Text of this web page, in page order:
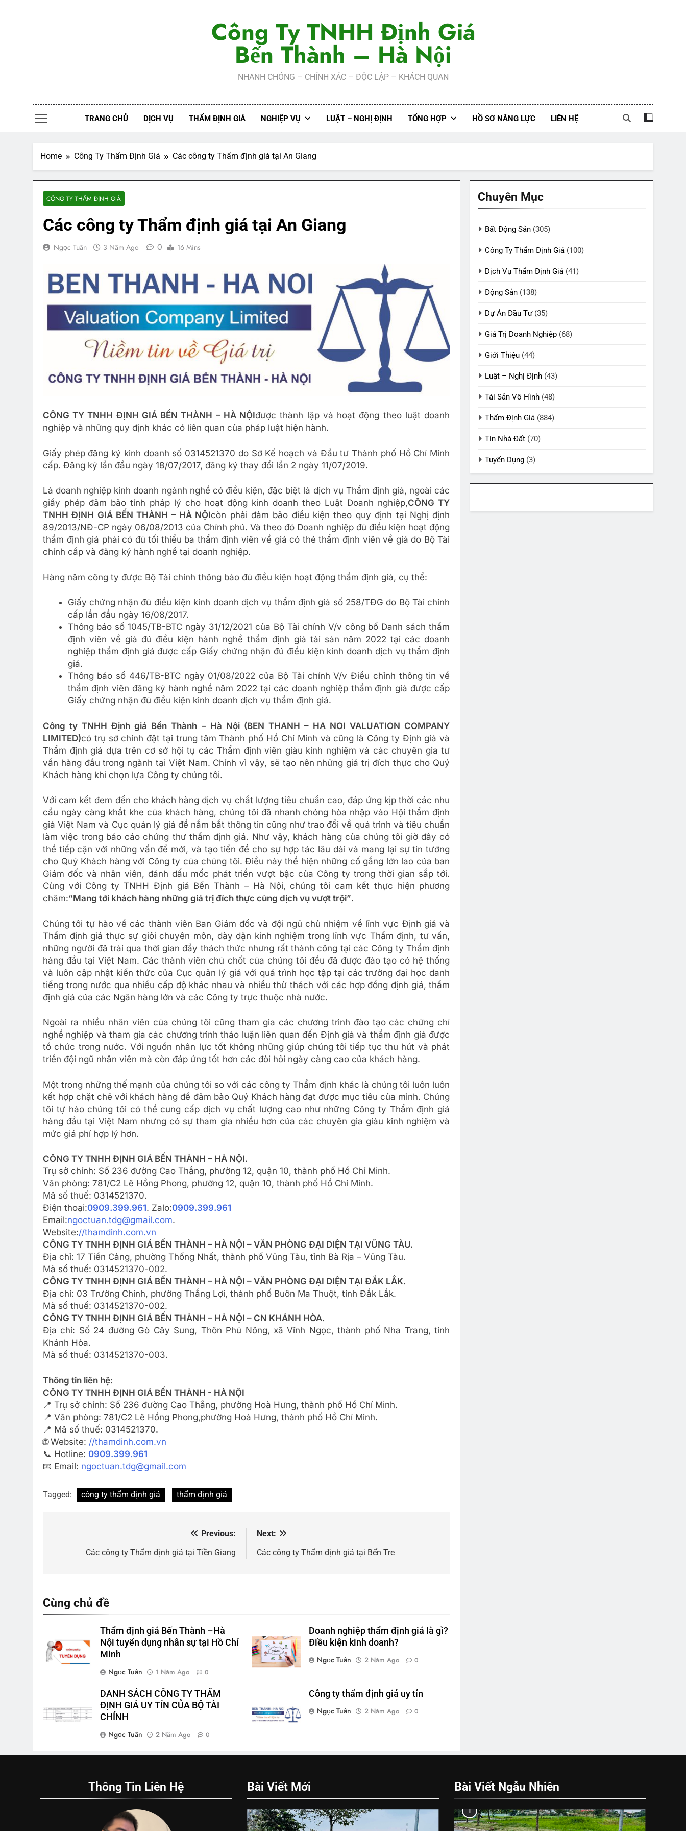
Công Ty TNHH Định Giá
Bến Thành – Hà Nội
NHANH CHÓNG – CHÍNH XÁC – ĐỘC LẬP – KHÁCH QUAN
TRANG CHỦ DỊCH VỤ THẨM ĐỊNH GIÁ NGHIỆP VỤ LUẬT – NGHỊ ĐỊNH TỔNG HỢP HỒ SƠ NĂNG LỰC LIÊN HỆ
Home Công Ty Thẩm Định Giá Các công ty Thẩm định giá tại An Giang
CÔNG TY THẨM ĐỊNH GIÁ
Các công ty Thẩm định giá tại An Giang
Ngọc Tuân 3 Năm Ago 0 16 Mins
CÔNG TY TNHH ĐỊNH GIÁ BẾN THÀNH – HÀ NỘIđược thành lập và hoạt động theo luật doanh
nghiệp và những quy định khác có liên quan của pháp luật hiện hành.
Giấy phép đăng ký kinh doanh số 0314521370 do Sở Kế hoạch và Đầu tư Thành phố Hồ Chí Minh
cấp. Đăng ký lần đầu ngày 18/07/2017, đăng ký thay đổi lần 2 ngày 11/07/2019.
Là doanh nghiệp kinh doanh ngành nghề có điều kiện, đặc biệt là dịch vụ Thẩm định giá, ngoài các
giấy phép đảm bảo tính pháp lý cho hoạt động kinh doanh theo Luật Doanh nghiệp,CÔNG TY
TNHH ĐỊNH GIÁ BẾN THÀNH – HÀ NỘIcòn phải đảm bảo điều kiện theo quy định tại Nghị định
89/2013/NĐ-CP ngày 06/08/2013 của Chính phủ. Và theo đó Doanh nghiệp đủ điều kiện hoạt động
thẩm định giá phải có đủ tối thiểu ba thẩm định viên về giá có thẻ thẩm định viên về giá do Bộ Tài
chính cấp và đăng ký hành nghề tại doanh nghiệp.
Hàng năm công ty được Bộ Tài chính thông báo đủ điều kiện hoạt động thẩm định giá, cụ thể:
Giấy chứng nhận đủ điều kiện kinh doanh dịch vụ thẩm định giá số 258/TĐG do Bộ Tài chính
cấp lần đầu ngày 16/08/2017.
Thông báo số 1045/TB-BTC ngày 31/12/2021 của Bộ Tài chính V/v công bố Danh sách thẩm
định viên về giá đủ điều kiện hành nghề thẩm định giá tài sản năm 2022 tại các doanh
nghiệp thẩm định giá được cấp Giấy chứng nhận đủ điều kiện kinh doanh dịch vụ thẩm định
giá.
Thông báo số 446/TB-BTC ngày 01/08/2022 của Bộ Tài chính V/v Điều chỉnh thông tin về
thẩm định viên đăng ký hành nghề năm 2022 tại các doanh nghiệp thẩm định giá được cấp
Giấy chứng nhận đủ điều kiện kinh doanh dịch vụ thẩm định giá.
Công ty TNHH Định giá Bến Thành – Hà Nội (BEN THANH – HA NOI VALUATION COMPANY
LIMITED)có trụ sở chính đặt tại trung tâm Thành phố Hồ Chí Minh và cũng là Công ty Định giá và
Thẩm định giá dựa trên cơ sở hội tụ các Thẩm định viên giàu kinh nghiệm và các chuyên gia tư
vấn hàng đầu trong ngành tại Việt Nam. Chính vì vậy, sẽ tạo nên những giá trị đích thực cho Quý
Khách hàng khi chọn lựa Công ty chúng tôi.
Với cam kết đem đến cho khách hàng dịch vụ chất lượng tiêu chuẩn cao, đáp ứng kịp thời các nhu
cầu ngày càng khắt khe của khách hàng, chúng tôi đã nhanh chóng hòa nhập vào Hội thẩm định
giá Việt Nam và Cục quản lý giá để nắm bắt thông tin cũng như trao đổi về quá trình và tiêu chuẩn
làm việc trong báo cáo chứng thư thẩm định giá. Như vậy, khách hàng của chúng tôi giờ đây có
thể tiếp cận với những vấn đề mới, và tạo tiền đề cho sự hợp tác lâu dài và mang lại sự tin tưởng
cho Quý Khách hàng với Công ty của chúng tôi. Điều này thể hiện những cố gắng lớn lao của ban
Giám đốc và nhân viên, đánh dấu mốc phát triển vượt bậc của Công ty trong thời gian sắp tới.
Cùng với Công ty TNHH Định giá Bến Thành – Hà Nội, chúng tôi cam kết thực hiện phương
châm:“Mang tới khách hàng những giá trị đích thực cùng dịch vụ vượt trội”.
Chúng tôi tự hào về các thành viên Ban Giám đốc và đội ngũ chủ nhiệm về lĩnh vực Định giá và
Thẩm định giá thực sự giỏi chuyên môn, dày dặn kinh nghiệm trong lĩnh vực Thẩm định, tư vấn,
những người đã trải qua thời gian đầy thách thức nhưng rất thành công tại các Công ty Thẩm định
hàng đầu tại Việt Nam. Các thành viên chủ chốt của chúng tôi đều đã được đào tạo có hệ thống
và luôn cập nhật kiến thức của Cục quản lý giá với quá trình học tập tại các trường đại học danh
tiếng trong nước qua nhiều cấp độ khác nhau và nhiều thử thách với các hợp đồng định giá, thẩm
định giá của các Ngân hàng lớn và các Công ty trực thuộc nhà nước.
Ngoài ra nhiều nhân viên của chúng tôi cũng tham gia các chương trình đào tạo các chứng chỉ
nghề nghiệp và tham gia các chương trình thảo luận liên quan đến Định giá và thẩm định giá được
tổ chức trong nước. Với nguồn nhân lực tốt không những giúp chúng tôi tiếp tục thu hút và phát
triển đội ngũ nhân viên mà còn đáp ứng tốt hơn các đòi hỏi ngày càng cao của khách hàng.
Một trong những thế mạnh của chúng tôi so với các công ty Thẩm định khác là chúng tôi luôn luôn
kết hợp chặt chẽ với khách hàng để đảm bảo Quý Khách hàng đạt được mục tiêu của mình. Chúng
tôi tự hào chúng tôi có thể cung cấp dịch vụ chất lượng cao như những Công ty Thẩm định giá
hàng đầu tại Việt Nam nhưng có sự tham gia nhiều hơn của các chuyên gia giàu kinh nghiệm và
mức giá phí hợp lý hơn.
CÔNG TY TNHH ĐỊNH GIÁ BẾN THÀNH – HÀ NỘI.
Trụ sở chính: Số 236 đường Cao Thắng, phường 12, quận 10, thành phố Hồ Chí Minh.
Văn phòng: 781/C2 Lê Hồng Phong, phường 12, quận 10, thành phố Hồ Chí Minh.
Mã số thuế: 0314521370.
Điện thoại:0909.399.961. Zalo:0909.399.961
Email:ngoctuan.tdg@gmail.com.
Website://thamdinh.com.vn
CÔNG TY TNHH ĐỊNH GIÁ BẾN THÀNH – HÀ NỘI – VĂN PHÒNG ĐẠI DIỆN TẠI VŨNG TÀU.
Địa chỉ: 17 Tiền Cảng, phường Thống Nhất, thành phố Vũng Tàu, tỉnh Bà Rịa – Vũng Tàu.
Mã số thuế: 0314521370-002.
CÔNG TY TNHH ĐỊNH GIÁ BẾN THÀNH – HÀ NỘI – VĂN PHÒNG ĐẠI DIỆN TẠI ĐẮK LẮK.
Địa chỉ: 03 Trường Chinh, phường Thắng Lợi, thành phố Buôn Ma Thuột, tỉnh Đắk Lắk.
Mã số thuế: 0314521370-002.
CÔNG TY TNHH ĐỊNH GIÁ BẾN THÀNH – HÀ NỘI – CN KHÁNH HÒA.
Địa chỉ: Số 24 đường Gò Cây Sung, Thôn Phú Nông, xã Vĩnh Ngọc, thành phố Nha Trang, tỉnh
Khánh Hòa.
Mã số thuế: 0314521370-003.
Thông tin liên hệ:
CÔNG TY TNHH ĐỊNH GIÁ BẾN THÀNH - HÀ NỘI
📍 Trụ sở chính: Số 236 đường Cao Thắng, phường Hoà Hưng, thành phố Hồ Chí Minh.
📍 Văn phòng: 781/C2 Lê Hồng Phong,phường Hoà Hưng, thành phố Hồ Chí Minh.
📍 Mã số thuế: 0314521370.
🌐 Website: //thamdinh.com.vn
📞 Hotline: 0909.399.961
📧 Email: ngoctuan.tdg@gmail.com
Tagged: công ty thẩm định giá thẩm định giá
hướng
Previous:
Các công ty Thẩm định giá tại Tiền Giang
Next:
Các công ty Thẩm định giá tại Bến Tre
Cùng chủ đề
Thẩm định giá Bến Thành –Hà
Nội tuyển dụng nhân sự tại Hồ Chí
Minh
Ngọc Tuân
1 Năm Ago 0
Doanh nghiệp thẩm định giá là gì?
Điều kiện kinh doanh?
Ngọc Tuân
2 Năm Ago 0
DANH SÁCH CÔNG TY THẨM
ĐỊNH GIÁ UY TÍN CỦA BỘ TÀI
CHÍNH
Ngọc Tuân
2 Năm Ago 0
Công ty thẩm định giá uy tín
Ngọc Tuân
2 Năm Ago 0
Chuyên Mục
Bất Động Sản (305)
Công Ty Thẩm Định Giá (100)
Dịch Vụ Thẩm Định Giá (41)
Động Sản (138)
Dự Án Đầu Tư(35)
Giá Trị Doanh Nghiệp (68)
Giới Thiệu (44)
Luật – Nghị Định (43)
Tài Sản Vô Hình (48)
Thẩm Định Giá (884)
Tin Nhà Đất (70)
Tuyển Dụng (3)
Thông Tin Liên Hệ Bài Viết Mới Bài Viết Ngẫu Nhiên
1